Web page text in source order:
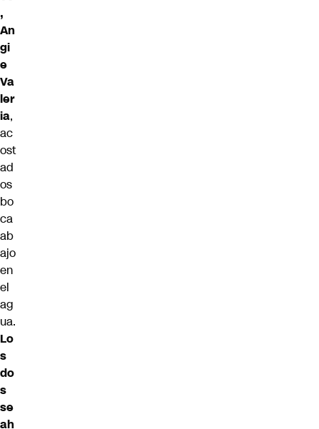
,
An
gi
e
Va
ler
ia,
ac
ost
ad
os
bo
ca
ab
ajo
en
el
ag
ua.
Lo
s
do
s
se
ah